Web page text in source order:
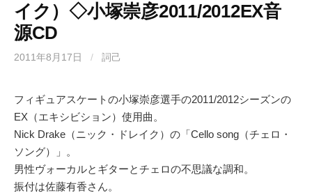
イク）◇小塚崇彦2011/2012EX音
源CD
2011年8月17日 / 詞己
フィギュアスケートの小塚崇彦選手の2011/2012シーズンの
EX（エキシビション）使用曲。
Nick Drake（ニック・ドレイク）の「Cello song（チェロ・
ソング）」。
男性ヴォーカルとギターとチェロの不思議な調和。
振付は佐藤有香さん。